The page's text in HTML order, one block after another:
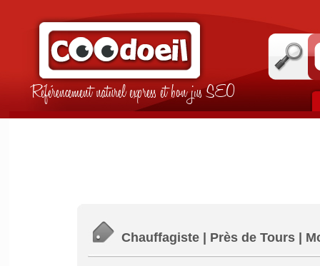
Référencement naturel express et bon jus SEO
Chauffagiste | Près de Tours |